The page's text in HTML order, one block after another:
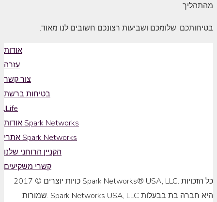
מהתהליך
.בטיחותכם, שלומכם ושביעות רצונכם חשובים לנו מאוד
אודות
עזרה
צור קשר
בטיחות ברשת
JLife
אודות Spark Networks
אתרי Spark Networks
הקניין הרוחני שלנו
קשרי משקיעים
כויות יוצרים © 2017 Spark Networks® USA, LLC. כל הזכויות
שמורות. Spark Networks USA, LLC היא חברה בת בבעלות